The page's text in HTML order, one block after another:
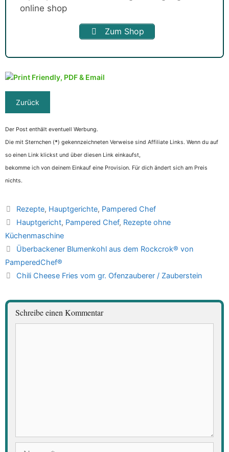
Zum Shop
Der Post enthält eventuell Werbung.
Die mit Sternchen (*) gekennzeichneten Verweise sind Affiliate Links. Wenn du auf
so einen Link klickst und über diesen Link einkaufst,
bekomme ich von deinem Einkauf eine Provision. Für dich ändert sich am Preis
nichts.
Kategorien
Rezepte, Hauptgerichte, Pampered Chef
Schlagwörter
Hauptgericht, Pampered Chef, Rezepte ohne
Küchenmaschine
Überbackener Blumenkohl aus dem Rockcrok® von
PamperedChef®
Chili Cheese Fries vom gr. Ofenzauberer / Zauberstein
Schreibe einen Kommentar